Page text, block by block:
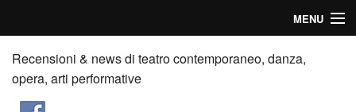
MENU
Home
Recensioni
Recensioni & news di teatro contemporaneo, danza,
opera, arti performative